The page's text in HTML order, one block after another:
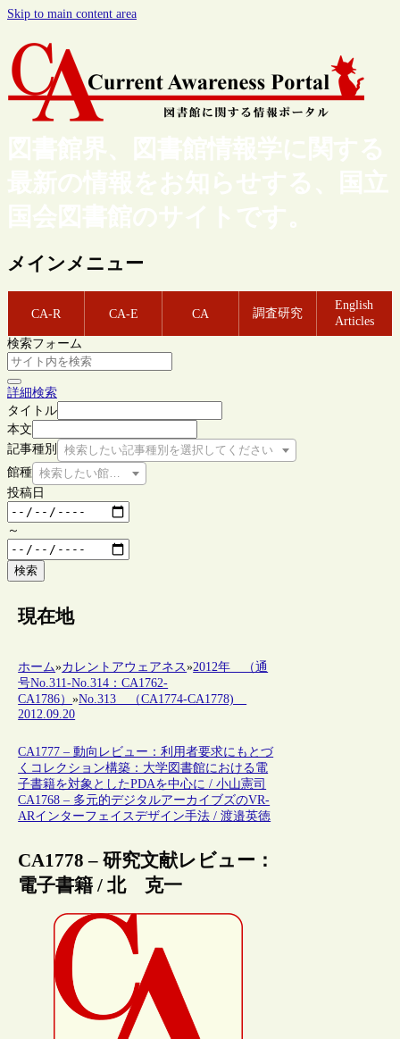
Skip to main content area
図書館界、図書館情報学に関する
最新の情報をお知らせする、国立
国会図書館のサイトです。
メインメニュー
CA-R CA-E CA 調査研究
English
Articles
検索フォーム
詳細検索
タイトル
本文
記事種別
検索したい記事種別を選択してください
館種 検索したい館種を選択してください
投稿日
～
検索
現在地
ホーム»カレントアウェアネス»2012年 （通
号No.311-No.314：CA1762-
CA1786）»No.313 （CA1774-CA1778)
2012.09.20
CA1777 – 動向レビュー：利用者要求にもとづ
くコレクション構築：大学図書館における電
子書籍を対象としたPDAを中心に / 小山憲司
CA1768 – 多元的デジタルアーカイブズのVR-
ARインターフェイスデザイン手法 / 渡邉英徳
CA1778 – 研究文献レビュー：
電子書籍 / 北 克一